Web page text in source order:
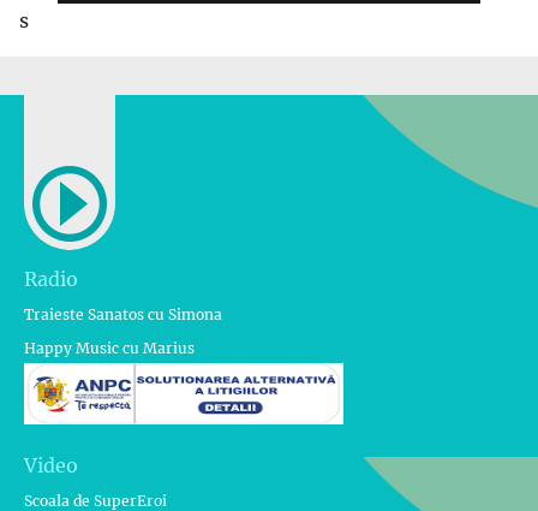
s
Radio
Traieste Sanatos cu Simona
Happy Music cu Marius
Video
Scoala de SuperEroi